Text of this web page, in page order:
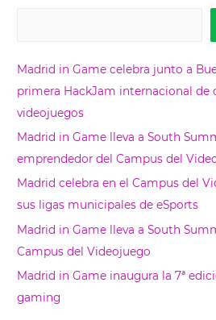
Madrid in Game celebra junto a
primera HackJam internacional de
videojuegos
Madrid in Game lleva a South
emprendedor del Campus del
Madrid celebra en el Campus del
sus ligas municipales de eSports
Madrid in Game lleva a South
Campus del Videojuego
Madrid in Game inaugura la 7ª
gaming